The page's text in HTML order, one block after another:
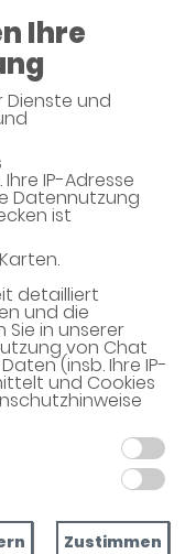
Ihre
Dienste und
IP-Adresse
Datennutzung
ist
detailliert
und die
in unserer
von Chat
(insb. Ihre IP-
und Cookies
Zustimmen
Kaufland
unverbindlichen
während der